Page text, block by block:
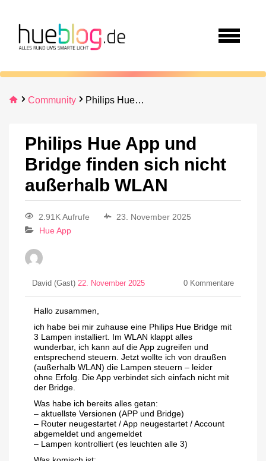
Community Philips Hue App und Bridge finden sich nicht außerhalb WLAN
Philips Hue App und
Bridge finden sich nicht
außerhalb WLAN
2.91K Aufrufe
23. November 2025
Hue App
David (Gast) 22. November 2025 0 Kommentare
Hallo zusammen,
ich habe bei mir zuhause eine Philips Hue Bridge mit
3 Lampen installiert. Im WLAN klappt alles
wunderbar, ich kann auf die App zugreifen und
entsprechend steuern. Jetzt wollte ich von draußen
(außerhalb WLAN) die Lampen steuern – leider
ohne Erfolg. Die App verbindet sich einfach nicht mit
der Bridge.
Was habe ich bereits alles getan:
– aktuellste Versionen (APP und Bridge)
– Router neugestartet / App neugestartet / Account
abgemeldet und angemeldet
– Lampen kontrolliert (es leuchten alle 3)